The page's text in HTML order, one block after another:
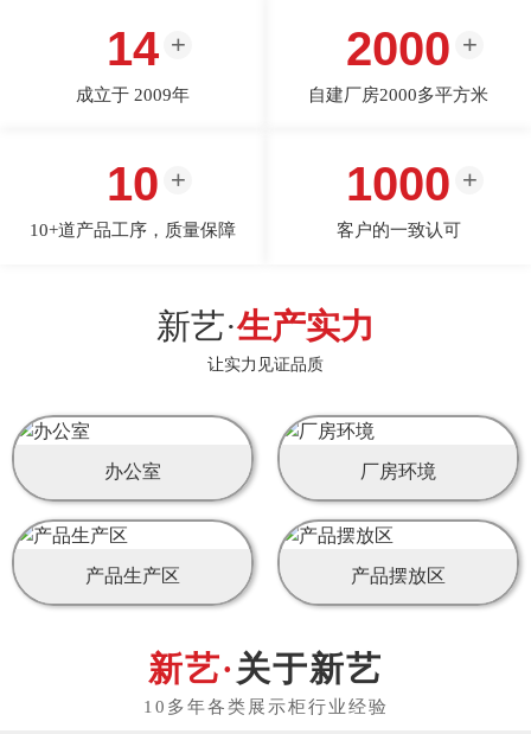
14
成立于 2009年
2000
自建厂房2000多平方米
10
10+道产品工序，质量保障
1000
客户的一致认可
新艺·生产实力
让实力见证品质
办公室 厂房环境
产品生产区 产品摆放区
关于新艺